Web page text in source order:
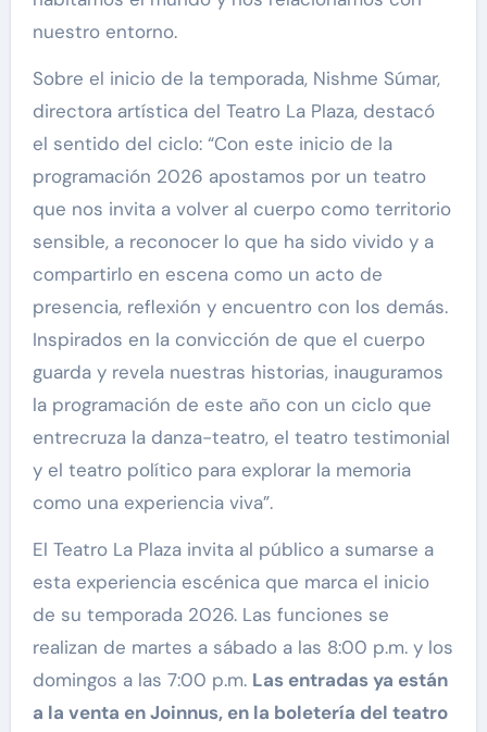
nuestro entorno.
Sobre el inicio de la temporada, Nishme Súmar,
directora artística del Teatro La Plaza, destacó
el sentido del ciclo: “Con este inicio de la
programación 2026 apostamos por un teatro
que nos invita a volver al cuerpo como territorio
sensible, a reconocer lo que ha sido vivido y a
compartirlo en escena como un acto de
presencia, reflexión y encuentro con los demás.
Inspirados en la convicción de que el cuerpo
guarda y revela nuestras historias, inauguramos
la programación de este año con un ciclo que
entrecruza la danza-teatro, el teatro testimonial
y el teatro político para explorar la memoria
como una experiencia viva”.
El Teatro La Plaza invita al público a sumarse a
esta experiencia escénica que marca el inicio
de su temporada 2026. Las funciones se
realizan de martes a sábado a las 8:00 p.m. y los
domingos a las 7:00 p.m. Las entradas ya están
a la venta en Joinnus, en la boletería del teatro